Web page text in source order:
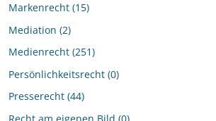
Markenrecht 15
Mediation 2
Medienrecht 251
Persönlichkeitsrecht 0
Presserecht 44